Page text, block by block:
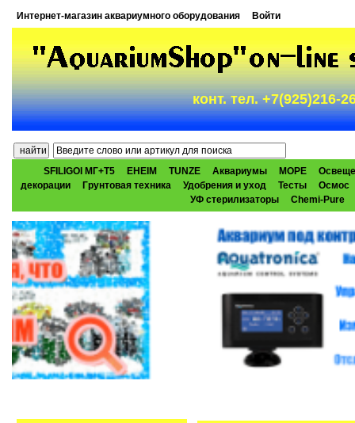
Интернет-магазин аквариумного оборудования Войти
конт. тел. +7(925)216-
SFILIGOI МГ+Т5 EHEIM TUNZE Аквариумы МОРЕ
декорации
Грунтовая техника Удобрения и уход Тесты
Осмос
УФ стерилизаторы
Chemi-Pure